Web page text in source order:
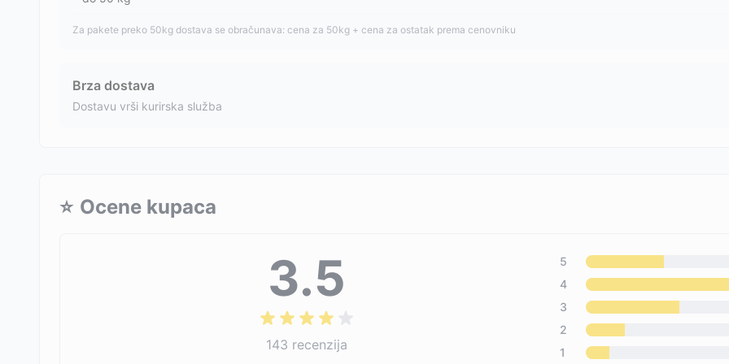
Za pakete preko 50kg dostava se obračunava: cena za 50kg + cena za ostatak prema cenovniku
Brza dostava
Dostavu vrši kurirska služba
⭐ Ocene kupaca
3.5
143 recenzija
5
4
3
2
1